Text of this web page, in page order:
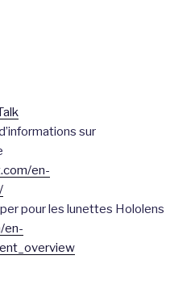
sur
en-
pour les lunettes Hololens
en-